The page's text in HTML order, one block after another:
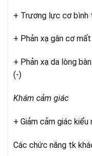
+ Trương lực cơ bình
+ Phản xạ gân cơ
+ Phản xạ da lòng
(-)
Khám cảm giác
+ Giảm cảm giác kiểu
Các chức năng tk